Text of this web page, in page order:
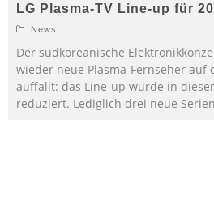
LG Plasma-TV Line-up für
News
Der südkoreanische
wieder neue Plasma-Fernseher auf
auffällt: das Line-up wurde in
reduziert. Lediglich drei neue